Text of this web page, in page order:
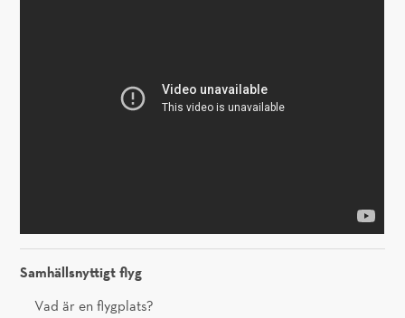
Samhällsnyttigt flyg
Vad är en flygplats?